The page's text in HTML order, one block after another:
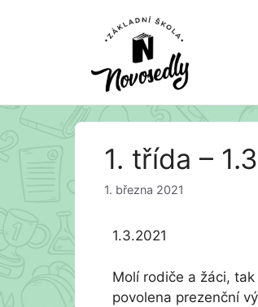
1. třída –
1. března 2021
1.3.2021
Molí rodiče a žáci,
povolena prezenční